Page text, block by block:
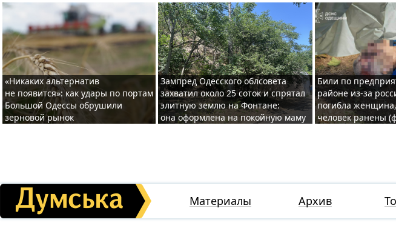
«Никаких альтернатив
не появится»: как удары по портам
Большой Одессы обрушили
зерновой рынок
Зампред Одесского облсовета
захватил около 25 соток и спрятал
элитную землю на Фонтане:
она оформлена на покойную маму
Били по
районе из-за
погибла
человек ранены
Материалы Архив